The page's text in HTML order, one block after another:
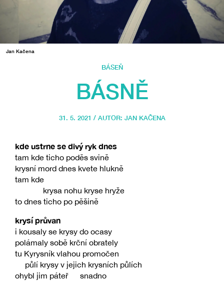
Jan Kačena
BÁSEŇ
BÁSNĚ
31. 5. 2021 / AUTOR: JAN KAČENA
kde ustrne se divý ryk dnes
tam kde ticho poděs svině
krysní mord dnes kvete hlukně
tam kde
krysa nohu kryse hryže
to dnes ticho po pěšině
krysí průvan
i kousaly se krysy do ocasy
polámaly sobě krční obrately
tu Kyrysník vlahou promočen
půlí krysy v jejich krysních půlích
ohybl jim páteř snadno